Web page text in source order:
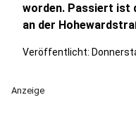
worden. Passiert ist
an der
Veröffentlicht:
Anzeige